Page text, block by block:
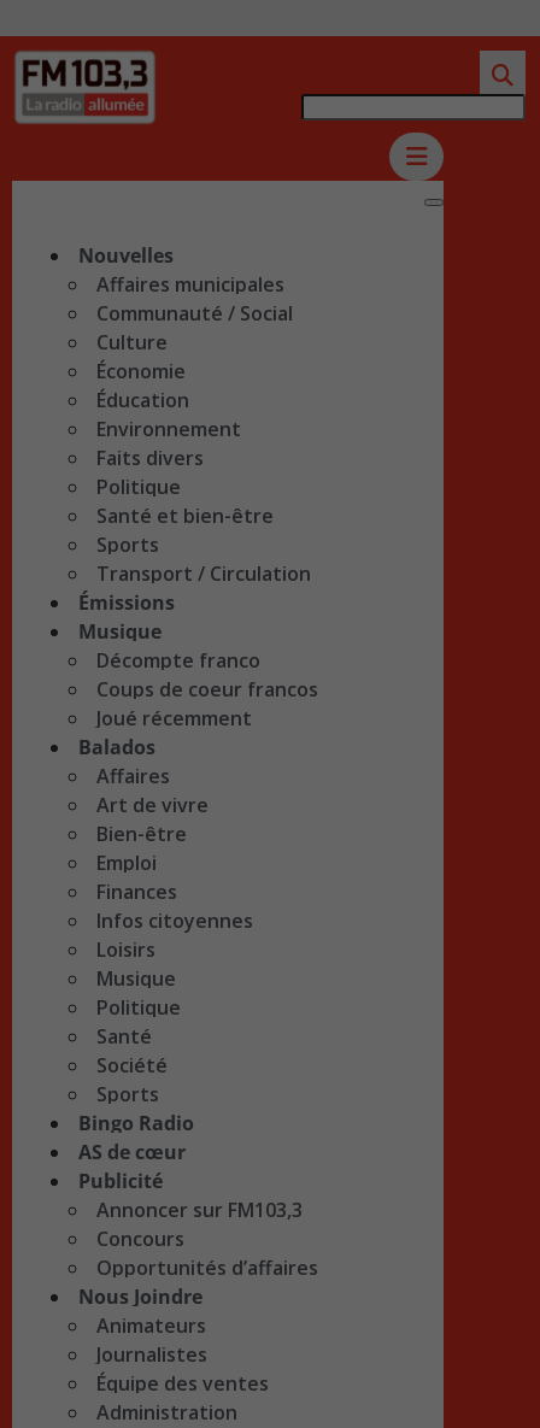
Nouvelles
Affaires municipales
Communauté / Social
Culture
Économie
Éducation
Environnement
Faits divers
Politique
Santé et bien-être
Sports
Transport / Circulation
Émissions
Musique
Décompte franco
Coups de coeur francos
Joué récemment
Balados
Affaires
Art de vivre
Bien-être
Emploi
Finances
Infos citoyennes
Loisirs
Musique
Politique
Santé
Société
Sports
Bingo Radio
AS de cœur
Publicité
Annoncer sur FM103,3
Concours
Opportunités d’affaires
Nous Joindre
Animateurs
Journalistes
Équipe des ventes
Administration